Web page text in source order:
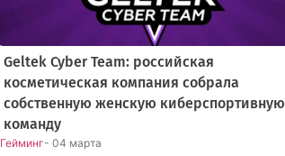
Geltek Cyber Team: российская
косметическая компания собрала
собственную женскую киберспортивную
команду
Гейминг- 04 марта